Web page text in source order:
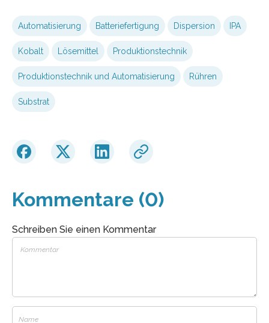
Automatisierung Batteriefertigung Dispersion IPA
Kobalt Lösemittel Produktionstechnik
Produktionstechnik und Automatisierung Rühren
Substrat
Kommentare (0)
Schreiben Sie einen Kommentar